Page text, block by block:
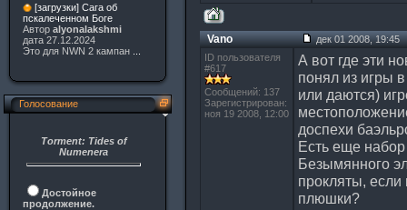
[загрузки] Сага об
пскалеченном Боге
Автор alyonalakshmi
дата 27.12.2024
Это для NWN 2 кампан ...
Голосование
Torment: Tides of
Numenera
Достойное
продолжение.
Vano
дек 01 2008, 19:45
ID пользователя
#617
Сообщений: 137
Зарегистрирован:
ноя 19 2008, 12:00
А вот где эти
понял из игры
или даются)
доспехи
Есть еще
Безымянного
прокляты, если
плюшки?